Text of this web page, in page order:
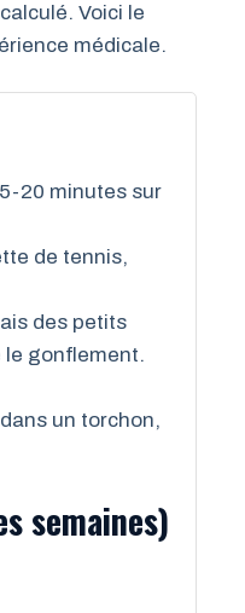
Voici le
médicale.
20 minutes sur
de tennis,
des petits
le gonflement.
un torchon,
semaines)